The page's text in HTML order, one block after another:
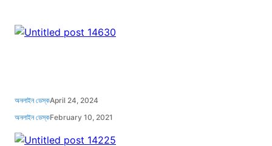
অনলাইন ডেস্কApril 24, 2024
অনলাইন ডেস্কFebruary 10, 2021